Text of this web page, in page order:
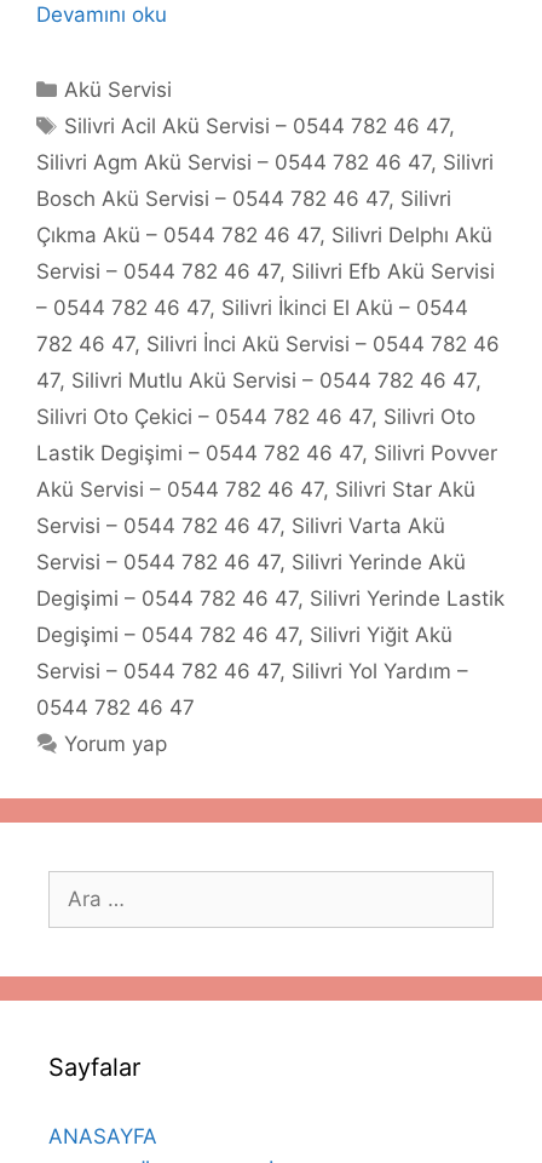
Devamını oku
Kategoriler
Akü Servisi
Etiketler
Silivri Acil Akü Servisi – 0544 782 46 47,
Silivri Agm Akü Servisi – 0544 782 46 47, Silivri
Bosch Akü Servisi – 0544 782 46 47, Silivri
Çıkma Akü – 0544 782 46 47, Silivri Delphı Akü
Servisi – 0544 782 46 47, Silivri Efb Akü Servisi
– 0544 782 46 47, Silivri İkinci El Akü – 0544
782 46 47, Silivri İnci Akü Servisi – 0544 782 46
47, Silivri Mutlu Akü Servisi – 0544 782 46 47,
Silivri Oto Çekici – 0544 782 46 47, Silivri Oto
Lastik Degişimi – 0544 782 46 47, Silivri Povver
Akü Servisi – 0544 782 46 47, Silivri Star Akü
Servisi – 0544 782 46 47, Silivri Varta Akü
Servisi – 0544 782 46 47, Silivri Yerinde Akü
Degişimi – 0544 782 46 47, Silivri Yerinde Lastik
Degişimi – 0544 782 46 47, Silivri Yiğit Akü
Servisi – 0544 782 46 47, Silivri Yol Yardım –
0544 782 46 47
Yorum yap
ara
Sayfalar
ANASAYFA